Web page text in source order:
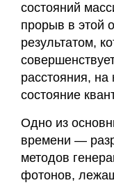
состояний
прорыв в этой
результатом,
расстояния, на
состояние
Одно из
времени —
методов
фотонов,